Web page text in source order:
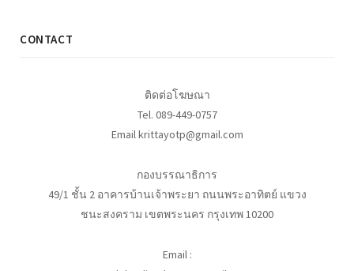
CONTACT
ติดต่อโฆษณา
Tel. 089-449-0757
Email krittayotp@gmail.com
กองบรรณาธิการ
49/1 ชั้น 2 อาคารบ้านเจ้าพระยา ถนนพระอาทิตย์ แขวง
ชนะสงคราม เขตพระนคร กรุงเทพ 10200
Email :